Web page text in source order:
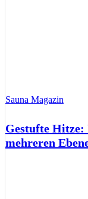
Sauna Magazin
Gestufte Hitze:
mehreren